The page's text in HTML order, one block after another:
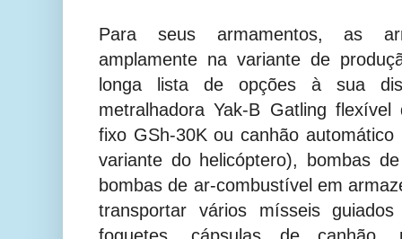
Para seus armamentos, as
amplamente na variante de
longa lista de opções à sua
metralhadora Yak-B Gatling
fixo GSh-30K ou canhão automático
variante do helicóptero), bombas
bombas de ar-combustível em
transportar vários mísseis